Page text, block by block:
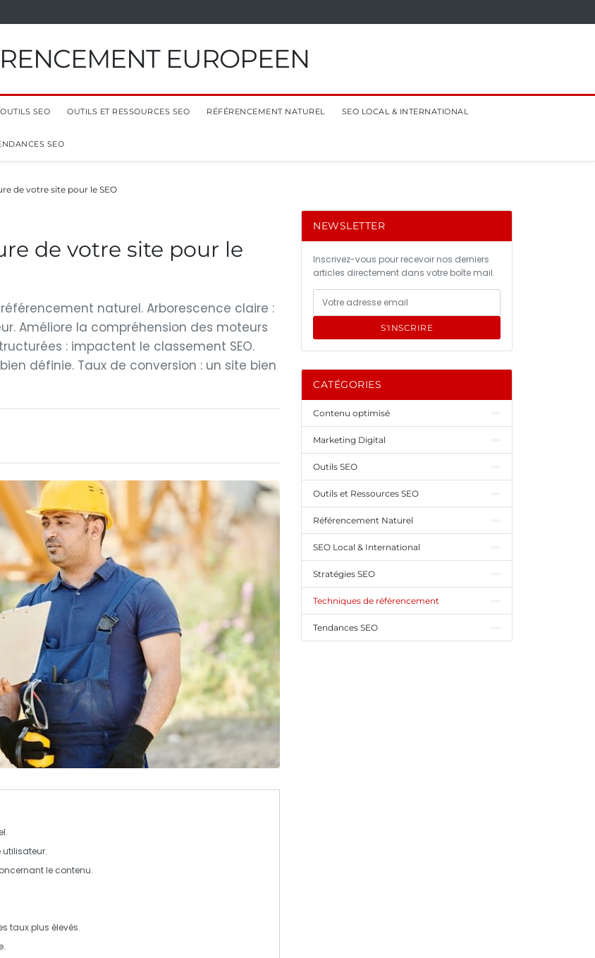
EUROPEEN
OUTILS SEO OUTILS ET RESSOURCES SEO RÉFÉRENCEMENT NATUREL SEO LOCAL & INTERNATIONAL
SEO
de votre site pour le SEO
de votre site pour le
référencement naturel. Arborescence claire :
Améliore la compréhension des moteurs
: impactent le classement SEO.
définie. Taux de conversion : un site bien
.
utilisateur.
le contenu.
taux plus élevés.
NEWSLETTER
Inscrivez-vous pour recevoir nos derniers
articles directement dans votre boîte mail.
S'INSCRIRE
CATÉGORIES
Contenu optimisé
Marketing Digital
Outils SEO
Outils et Ressources SEO
Référencement Naturel
SEO Local & International
Stratégies SEO
Techniques de référencement
Tendances SEO